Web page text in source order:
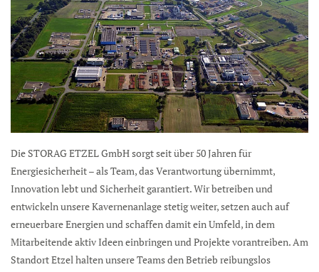
Die STORAG ETZEL GmbH sorgt seit über 50 Jahren für
Energiesicherheit – als Team, das Verantwortung übernimmt,
Innovation lebt und Sicherheit garantiert. Wir betreiben und
entwickeln unsere Kavernenanlage stetig weiter, setzen auch auf
erneuerbare Energien und schaffen damit ein Umfeld, in dem
Mitarbeitende aktiv Ideen einbringen und Projekte vorantreiben. Am
Standort Etzel halten unsere Teams den Betrieb reibungslos